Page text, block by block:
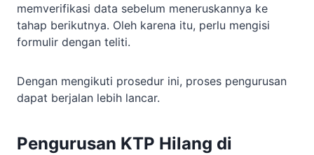
memverifikasi data sebelum meneruskannya ke
tahap berikutnya. Oleh karena itu, perlu mengisi
formulir dengan teliti.
Dengan mengikuti prosedur ini, proses pengurusan
dapat berjalan lebih lancar.
Pengurusan KTP Hilang di